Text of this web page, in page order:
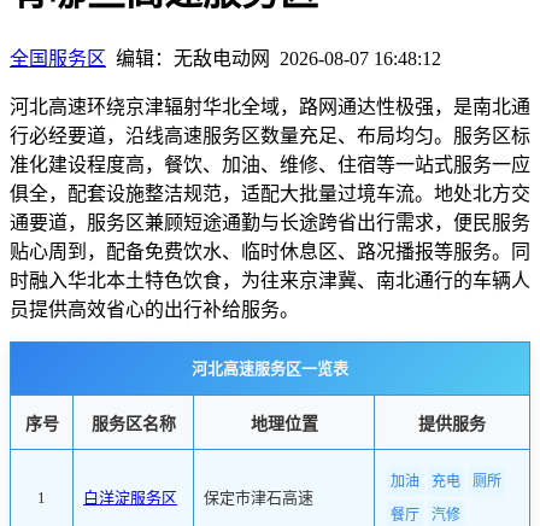
全国服务区 编辑：无敌电动网 2026-08-07 16:48:12
河北高速环绕京津辐射华北全域，路网通达性极强，是南北通
行必经要道，沿线高速服务区数量充足、布局均匀。服务区标
准化建设程度高，餐饮、加油、维修、住宿等一站式服务一应
俱全，配套设施整洁规范，适配大批量过境车流。地处北方交
通要道，服务区兼顾短途通勤与长途跨省出行需求，便民服务
贴心周到，配备免费饮水、临时休息区、路况播报等服务。同
时融入华北本土特色饮食，为往来京津冀、南北通行的车辆人
员提供高效省心的出行补给服务。
河北高速服务区一览表
序号 服务区名称 地理位置 提供服务
1 白洋淀服务区 保定市津石高速
加油 充电
厕所
餐厅
汽修